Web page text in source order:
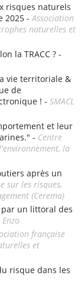
risques naturels
2025 -Association
naturelles et
la TRACC ? -
vie territoriale &
de
! - SMACL
et leur
- Centre
la
après un
sur les risques,
(Cerema)
par un littoral des
française
et
risque dans les